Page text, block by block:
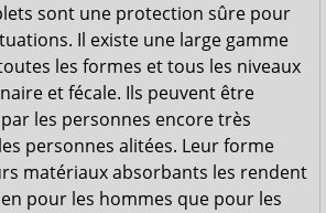
sont une protection sûre pour
Il existe une large gamme
les formes et tous les niveaux
et fécale. Ils peuvent être
les personnes encore très
personnes alitées. Leur forme
matériaux absorbants les rendent
pour les hommes que pour les